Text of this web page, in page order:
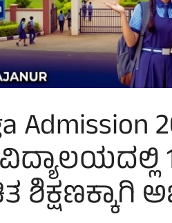
ಶಿಕ್ಷಣಕ್ಕಾಗಿ